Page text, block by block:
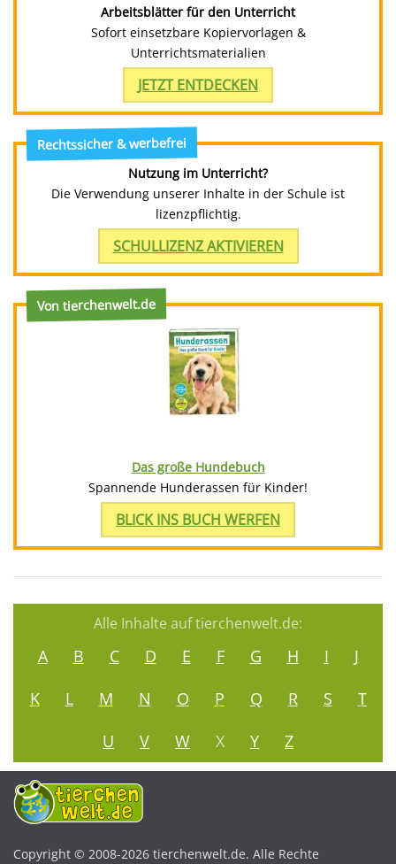
Arbeitsblätter für den Unterricht
Sofort einsetzbare Kopiervorlagen &
Unterrichtsmaterialien
JETZT ENTDECKEN
Rechtssicher & werbefrei
Nutzung im Unterricht?
Die Verwendung unserer Inhalte in der Schule ist
lizenzpflichtig.
SCHULLIZENZ AKTIVIEREN
Von tierchenwelt.de
Das große Hundebuch
Spannende Hunderassen für Kinder!
BLICK INS BUCH WERFEN
Alle Inhalte auf tierchenwelt.de:
A B C D E F G H I
J
K
L M N O P Q R S
T
U
V W X Y Z
Copyright © 2008-2026 tierchenwelt.de. Alle Rechte